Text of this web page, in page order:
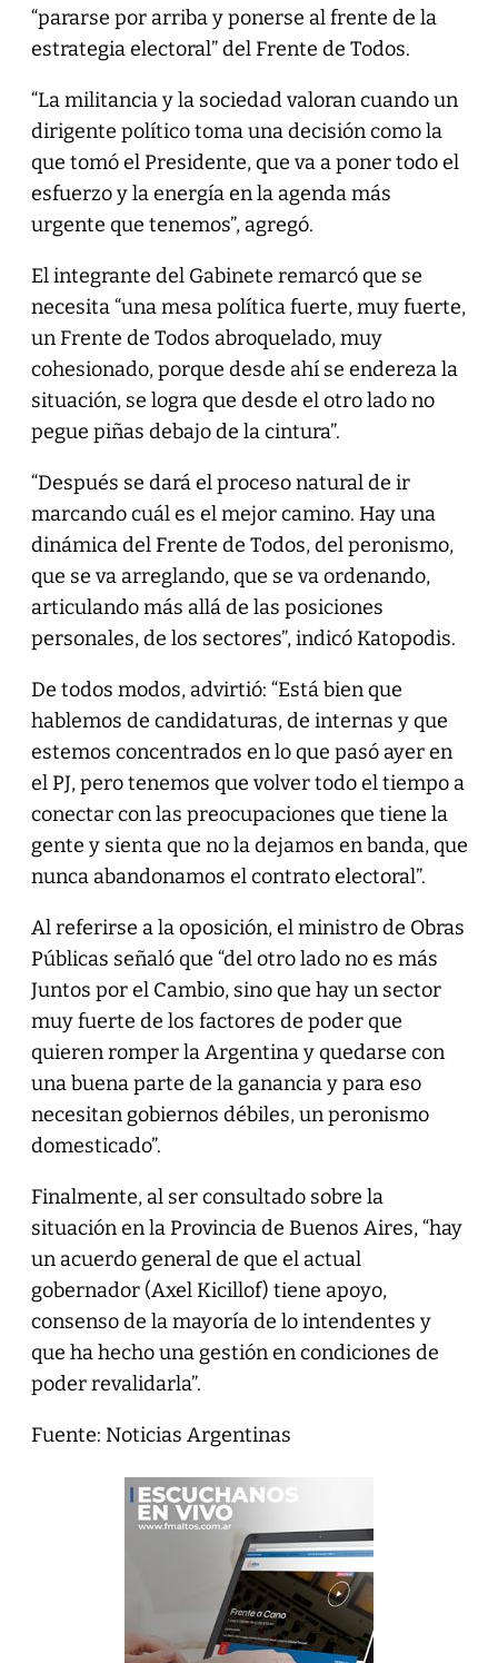
“pararse por arriba y ponerse al frente de la
estrategia electoral” del Frente de Todos.
“La militancia y la sociedad valoran cuando un
dirigente político toma una decisión como la
que tomó el Presidente, que va a poner todo el
esfuerzo y la energía en la agenda más
urgente que tenemos”, agregó.
El integrante del Gabinete remarcó que se
necesita “una mesa política fuerte, muy fuerte,
un Frente de Todos abroquelado, muy
cohesionado, porque desde ahí se endereza la
situación, se logra que desde el otro lado no
pegue piñas debajo de la cintura”.
“Después se dará el proceso natural de ir
marcando cuál es el mejor camino. Hay una
dinámica del Frente de Todos, del peronismo,
que se va arreglando, que se va ordenando,
articulando más allá de las posiciones
personales, de los sectores”, indicó Katopodis.
De todos modos, advirtió: “Está bien que
hablemos de candidaturas, de internas y que
estemos concentrados en lo que pasó ayer en
el PJ, pero tenemos que volver todo el tiempo a
conectar con las preocupaciones que tiene la
gente y sienta que no la dejamos en banda, que
nunca abandonamos el contrato electoral”.
Al referirse a la oposición, el ministro de Obras
Públicas señaló que “del otro lado no es más
Juntos por el Cambio, sino que hay un sector
muy fuerte de los factores de poder que
quieren romper la Argentina y quedarse con
una buena parte de la ganancia y para eso
necesitan gobiernos débiles, un peronismo
domesticado”.
Finalmente, al ser consultado sobre la
situación en la Provincia de Buenos Aires, “hay
un acuerdo general de que el actual
gobernador (Axel Kicillof) tiene apoyo,
consenso de la mayoría de lo intendentes y
que ha hecho una gestión en condiciones de
poder revalidarla”.
Fuente: Noticias Argentinas